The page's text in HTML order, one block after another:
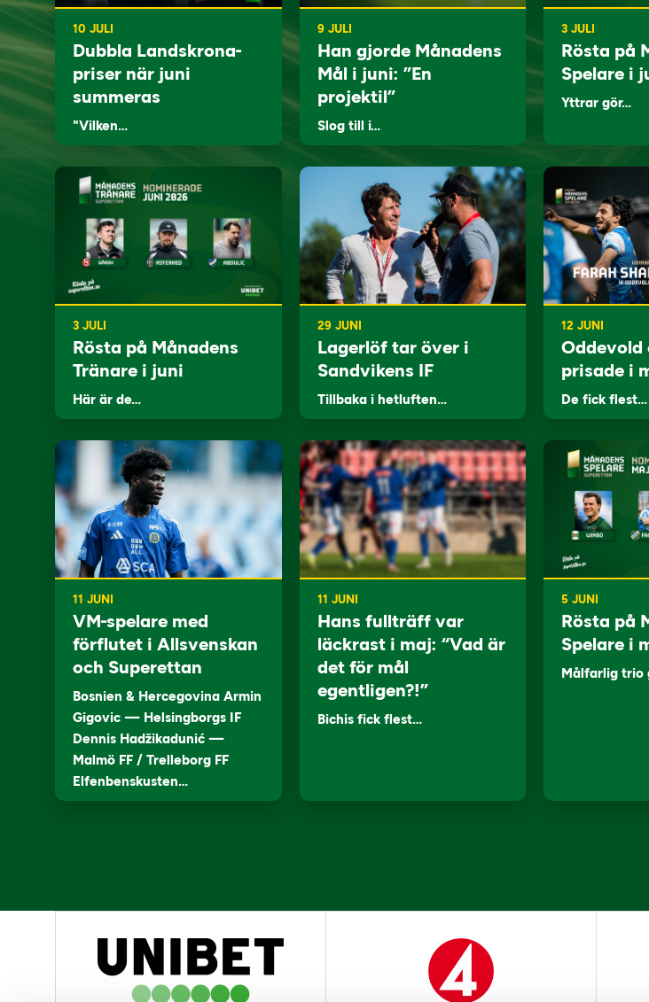
10 JULI
Dubbla Landskrona-
priser när juni
summeras
"Vilken…
9 JULI
Han gjorde Månadens
Mål i juni: ”En
projektil”
Slog till i…
3 JULI
Rösta på
Spelare i
Yttrar gör…
3 JULI
Rösta på Månadens
Tränare i juni
Här är de…
29 JUNI
Lagerlöf tar över i
Sandvikens IF
Tillbaka i hetluften…
12 JUNI
Oddevold
prisade i
De fick flest…
11 JUNI
VM-spelare med
förflutet i Allsvenskan
och Superettan
Bosnien & Hercegovina Armin
Gigovic — Helsingborgs IF
Dennis Hadžikadunić —
Malmö FF / Trelleborg FF
Elfenbenskusten…
11 JUNI
Hans fullträff var
läckrast i maj: “Vad är
det för mål
egentligen?!”
Bichis fick flest…
5 JUNI
Rösta på
Spelare i
Målfarlig trio